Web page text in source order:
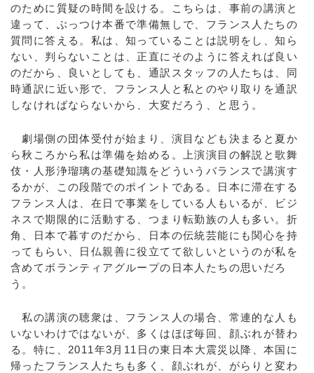
のために質疑の時間を設ける。こちらは、事前の講演と
違って、ぶっつけ本番で準備無しで、フランス人たちの
質問に答える。私は、知っていることは説明をし、知ら
ない、判らないことは、正直にそのように答えれば良い
のだから、良いとしても、通訳スタッフの人たちは、同
時通訳に近い形で、フランス人と私とのやり取りを通訳
しなければならないから、大変だろう、と思う。
劇場側の団体受付が始まり、演目なども決まると夏か
ら秋ころから私は準備を始める。上演演目の解説と歌舞
伎・人形浄瑠璃の基礎知識をどういうバランスで講演す
るかが、この段階でのポイントである。日本に滞在する
フランス人は、在日で事業をしている人もいるが、ビジ
ネスで期限的に活動する、つまり転勤族の人も多い。折
角、日本で暮すのだから、日本の伝統芸能にも関心を持
ってもらい、日仏親善に役立てて欲しいというのが私を
含めてボランティアグループの日本人たちの思いだろ
う。
私の講演の聴衆は、フランス人の場合、常連的な人も
いないわけではないが、多くはほぼ毎回、顔ぶれが替わ
る。特に、2011年3月11日の東日本大震災以降、本国に
帰ったフランス人たちも多く、顔ぶれが、がらりと変わ